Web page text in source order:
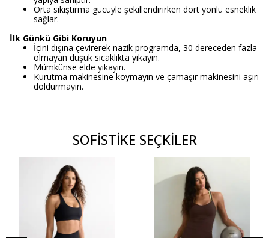
Orta sıkıştırma gücüyle şekillendirirken dört yönlü esneklik
sağlar.
İlk Günkü Gibi Koruyun
İçini dışına çevirerek nazik programda, 30 dereceden fazla
olmayan düşük sıcaklıkta yıkayın.
Mümkünse elde yıkayın.
Kurutma makinesine koymayın ve çamaşır makinesini aşırı
doldurmayın.
SOFİSTİKE SEÇKİLER